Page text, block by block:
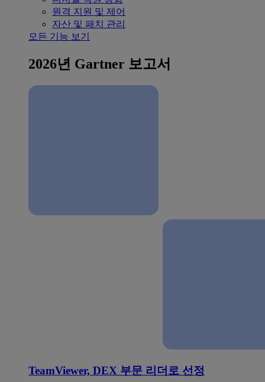
원격 지원 및 제어
자산 및 패치 관리
모든 기능 보기
2026년 Gartner 보고서
TeamViewer, DEX 부문 리더로 선정